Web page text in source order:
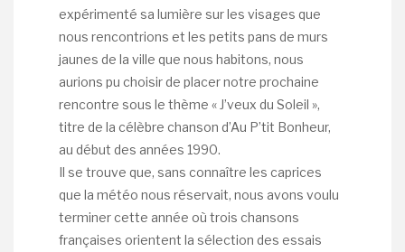
expérimenté sa lumière sur les visages que
nous rencontrions et les petits pans de murs
jaunes de la ville que nous habitons, nous
aurions pu choisir de placer notre prochaine
rencontre sous le thème « J’veux du Soleil »,
titre de la célèbre chanson d’Au P’tit Bonheur,
au début des années 1990.
Il se trouve que, sans connaître les caprices
que la météo nous réservait, nous avons voulu
terminer cette année où trois chansons
françaises orientent la sélection des essais